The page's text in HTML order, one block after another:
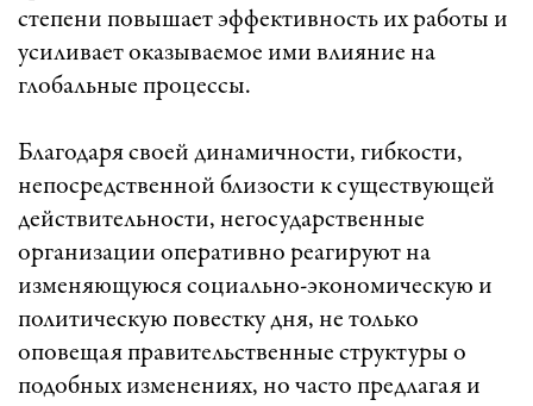
степени повышает эффективность их работы и
усиливает оказываемое ими влияние на
глобальные процессы.
Благодаря своей динамичности, гибкости,
непосредственной близости к существующей
действительности, негосударственные
организации оперативно реагируют на
изменяющуюся социально-экономическую и
политическую повестку дня, не только
оповещая правительственные структуры о
подобных изменениях, но часто предлагая и